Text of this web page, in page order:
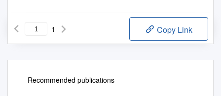
1 Copy Link
Recommended publications